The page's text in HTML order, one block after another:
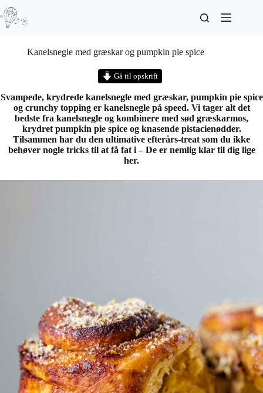
Kanelsnegle med græskar og pumpkin pie spice
Gå til opskrift
Svampede, krydrede kanelsnegle med græskar, pumpkin pie spice
og crunchy topping er kanelsnegle på speed. Vi tager alt det
bedste fra kanelsnegle og kombinere med sød græskarmos,
krydret pumpkin pie spice og knasende pistacienødder.
Tilsammen har du den ultimative efterårs-treat som du ikke
behøver nogle tricks til at få fat i – De er nemlig klar til dig lige
her.